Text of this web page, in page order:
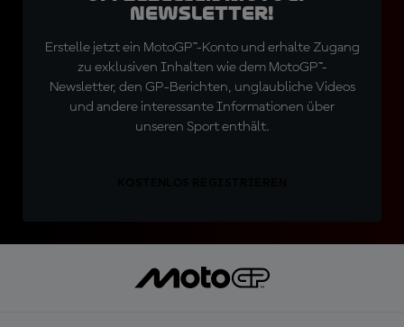
Newsletter!
Erstelle jetzt ein MotoGP™-Konto und erhalte Zugang
zu exklusiven Inhalten wie dem MotoGP™-
Newsletter, den GP-Berichten, unglaubliche Videos
und andere interessante Informationen über
unseren Sport enthält.